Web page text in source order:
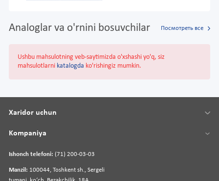
Analoglar va o'rnini bosuvchilar Посмотреть все
Ushbu mahsulotning veb-saytimizda o'xshashi yo'q, siz
mahsulotlarni katalogda ko'rishingiz mumkin.
Ishonch telefoni: (71) 200-03-03
Manzil: 100044, Toshkent sh., Sergeli
Xaridor uchun
Kompaniya